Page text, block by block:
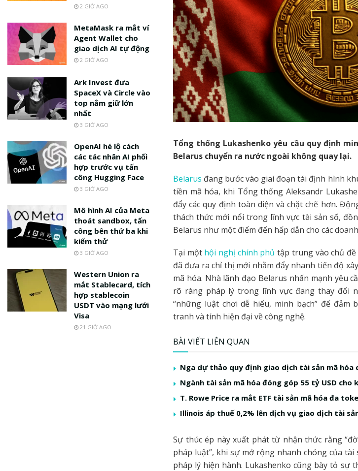
Tổng thống Lukashenko yêu cầu quy định
Belarus chuyển ra nước ngoài không quay lại.
Belarus đang bước vào giai đoạn tái định hình
tiền mã hóa, khi Tổng thống Aleksandr
đẩy các quy định toàn diện và chặt chẽ hơn.
thách thức mới nổi trong lĩnh vực tài sản số,
Belarus như một điểm đến hấp dẫn cho các
Tại một hội nghị chính phủ tập trung vào chủ
đã đưa ra chỉ thị mới nhằm đẩy nhanh tiến độ
mã hóa. Nhà lãnh đạo Belarus nhấn mạnh yêu
rõ ràng pháp lý trong lĩnh vực đang thay đổi
“những luật chơi dễ hiểu, minh bạch” để đảm
tranh và tính hiện đại về công nghệ.
BÀI VIẾT LIÊN QUAN
Nga dự thảo quy định giao dịch tài sản mã hóa
Ngành tài sản mã hóa đóng góp 55 tỷ USD cho
T. Rowe Price ra mắt ETF tài sản mã hóa đa
Illinois áp thuế 0,2% lên dịch vụ giao dịch tài
Sự thúc ép này xuất phát từ nhận thức rằng
pháp luật”, khi sự mở rộng nhanh chóng của
pháp lý hiện hành. Lukashenko cũng bày tỏ sự
2 GIỜ AGO
MetaMask ra mắt ví
Agent Wallet cho
giao dịch AI tự động
2 GIỜ AGO
Ark Invest đưa
SpaceX và Circle vào
top nắm giữ lớn
nhất
3 GIỜ AGO
OpenAI hé lộ cách
các tác nhân AI phối
hợp trước vụ tấn
công Hugging Face
3 GIỜ AGO
Mô hình AI của Meta
thoát sandbox, tấn
công bên thứ ba khi
kiểm thử
3 GIỜ AGO
Western Union ra
mắt Stablecard, tích
hợp stablecoin
USDT vào mạng lưới
Visa
21 GIỜ AGO